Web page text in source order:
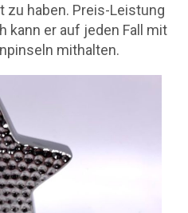
zu haben. Preis-Leistung
kann er auf jeden Fall mit
mithalten.